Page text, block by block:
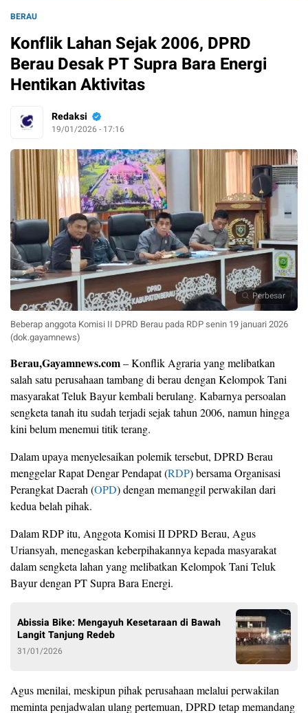
BERAU
Konflik Lahan Sejak 2006, DPRD
Berau Desak PT Supra Bara Energi
Hentikan Aktivitas
Redaksi
19/01/2026 - 17:16
Perbesar
Beberap anggota Komisi II DPRD Berau pada RDP senin 19 januari 2026
(dok.gayamnews)
Berau,Gayamnews.com– Konflik Agraria yang melibatkan
salah satu perusahaan tambang di berau dengan Kelompok Tani
masyarakat Teluk Bayur kembali berulang. Kabarnya persoalan
sengketa tanah itu sudah terjadi sejak tahun 2006, namun hingga
kini belum menemui titik terang.
Dalam upaya menyelesaikan polemik tersebut, DPRD Berau
menggelar Rapat Dengar Pendapat (RDP) bersama Organisasi
Perangkat Daerah (OPD) dengan memanggil perwakilan dari
kedua belah pihak.
Dalam RDP itu, Anggota Komisi II DPRD Berau, Agus
Uriansyah, menegaskan keberpihakannya kepada masyarakat
dalam sengketa lahan yang melibatkan Kelompok Tani Teluk
Bayur dengan PT Supra Bara Energi.
Abissia Bike: Mengayuh Kesetaraan di Bawah
Langit Tanjung Redeb
31/01/2026
Agus menilai, meskipun pihak perusahaan melalui perwakilan
meminta penjadwalan ulang pertemuan, DPRD tetap memandang